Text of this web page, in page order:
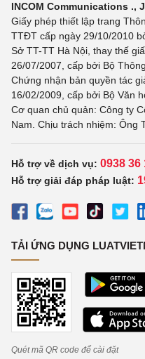
INCOM Communications .,
Giấy phép thiết lập trang
TTĐT cấp ngày 29/10/2010
Sở TT-TT Hà Nội, thay thế
26/07/2007, cấp bởi Bộ
Chứng nhận bản quyền tác
16/02/2009, cấp bởi Bộ Văn
Cơ quan chủ quản: Công ty
Nam. Chịu trách nhiệm: Ông
Hỗ trợ về dịch vụ: 0938 36
Hỗ trợ giải đáp pháp luật:
TẢI ỨNG DỤNG
Quét mã QR code để cài đặt